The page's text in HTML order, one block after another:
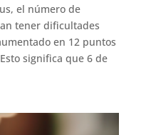
el número de
tener dificultades
en 12 puntos
significa que 6 de